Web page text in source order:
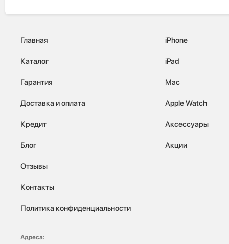
Главная
Каталог
Гарантия
Доставка и оплата
Кредит
Блог
Отзывы
Контакты
Политика конфиденциальности
iPhone
iPad
Mac
Apple Watch
Аксессуары
Акции
Адреса: